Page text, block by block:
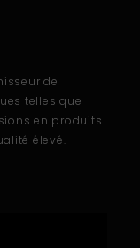
de
telles que
en produits
élevé.